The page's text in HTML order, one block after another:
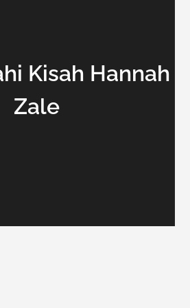
Kisah Hannah
Zale